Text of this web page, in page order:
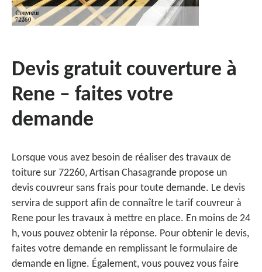
Devis gratuit couverture à
Rene – faites votre
demande
Lorsque vous avez besoin de réaliser des travaux de
toiture sur 72260, Artisan Chasagrande propose un
devis couvreur sans frais pour toute demande. Le devis
servira de support afin de connaître le tarif couvreur à
Rene pour les travaux à mettre en place. En moins de 24
h, vous pouvez obtenir la réponse. Pour obtenir le devis,
faites votre demande en remplissant le formulaire de
demande en ligne. Également, vous pouvez vous faire